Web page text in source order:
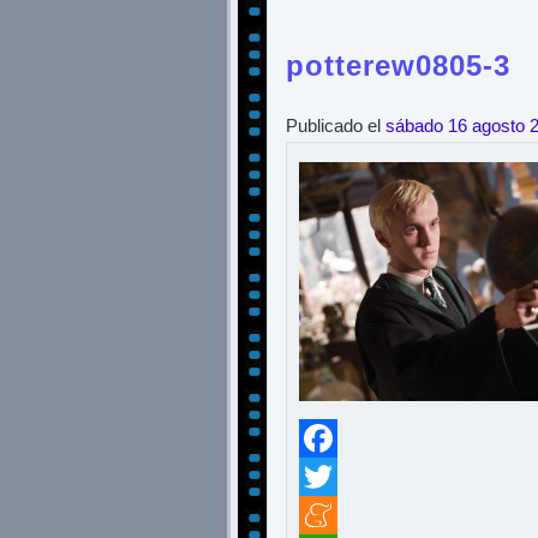
potterew0805-3
Publicado el sábado 16 agosto
Facebook
Twitter